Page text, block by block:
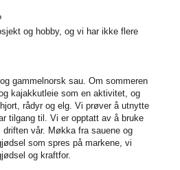
og hobby, og vi har ikke flere
gammelnorsk sau. Om sommeren
kajakkutleie som en aktivitet, og
rådyr og elg. Vi prøver å utnytte
tilgang til. Vi er opptatt av å bruke
vår. Møkka fra sauene og
som spres på markene, vi
og kraftfor.